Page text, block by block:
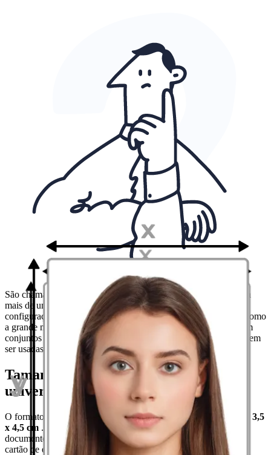
São chamadas fotos universais
, as fotos que são adequadas para
mais de um documento, devido aos mesmos requisitos para
configurações de rosto, mas acima de tudo o tamanho da foto. Como
a grande maioria dos fotógrafos vende fotos para documentos em
conjuntos de 4 ou 8 fotos, vale a pena saber onde elas ainda podem
ser usadas.
Tamanhos disponíveis para fotos
universais
O formato mais comum de fotos para documentos em Portugal
é 3,5
x 4,5 cm . Esses tipos de fotos são as mais adequadas para
documentos como o cartão de cidadão, o passaporte, ou ainda o
cartão de estudante.